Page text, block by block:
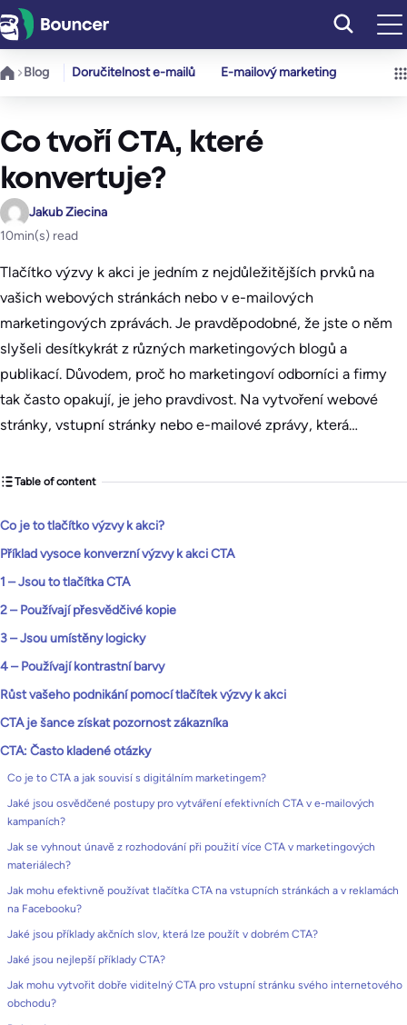
Přeskočit
na
obsah
Blog Doručitelnost e-mailů E-mailový marketing
Co tvoří CTA, které
konvertuje?
Jakub Ziecina
10min(s) read
Tlačítko výzvy k akci je jedním z nejdůležitějších prvků na
vašich webových stránkách nebo v e-mailových
marketingových zprávách. Je pravděpodobné, že jste o něm
slyšeli desítkykrát z různých marketingových blogů a
publikací. Důvodem, proč ho marketingoví odborníci a firmy
tak často opakují, je jeho pravdivost. Na vytvoření webové
stránky, vstupní stránky nebo e-mailové zprávy, která…
Table of content
Co je to tlačítko výzvy k akci?
Příklad vysoce konverzní výzvy k akci CTA
1 – Jsou to tlačítka CTA
2 – Používají přesvědčivé kopie
3 – Jsou umístěny logicky
4 – Používají kontrastní barvy
Růst vašeho podnikání pomocí tlačítek výzvy k akci
CTA je šance získat pozornost zákazníka
CTA: Často kladené otázky
Co je to CTA a jak souvisí s digitálním marketingem?
Jaké jsou osvědčené postupy pro vytváření efektivních CTA v e-mailových
kampaních?
Jak se vyhnout únavě z rozhodování při použití více CTA v marketingových
materiálech?
Jak mohu efektivně používat tlačítka CTA na vstupních stránkách a v reklamách
na Facebooku?
Jaké jsou příklady akčních slov, která lze použít v dobrém CTA?
Jaké jsou nejlepší příklady CTA?
Jak mohu vytvořit dobře viditelný CTA pro vstupní stránku svého internetového
obchodu?